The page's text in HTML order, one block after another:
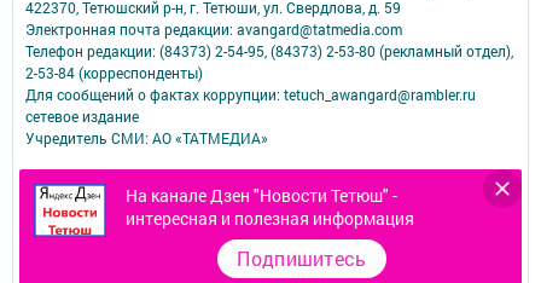
На канале Дзен "Новости Тетюш" -
интересная и полезная информация
Подпишитесь
422370, Тетюшский р-н, г. Тетюши, ул. Свердлова, д. 59
Электронная почта редакции: avangard@tatmedia.com
Телефон редакции: (84373) 2-54-95, (84373) 2-53-80 (рекламный отдел),
2-53-84 (корреспонденты)
Для сообщений о фактах коррупции: tetuch_awangard@rambler.ru
сетевое издание
Учредитель СМИ: АО «ТАТМЕДИА»
Антикоррупционная политика
АО «ТАТМЕДИА» использует «cookie»для персонализации сервисов и
удобства пользователей сайтом.
Использование «cookie» можно отменить в настройках браузера.
Политика конфиденциальности